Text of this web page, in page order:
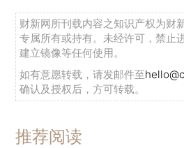
财新网所刊载内容之知识产权为财
专属所有或持有。未经许可，禁止
建立镜像等任何使用。
如有意愿转载，请发邮件至
确认及授权后，方可转载。
推荐阅读